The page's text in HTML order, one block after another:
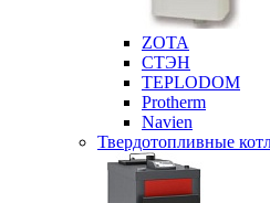
ZOTA
СТЭН
TEPLODOM
Protherm
Navien
Твердотопливные